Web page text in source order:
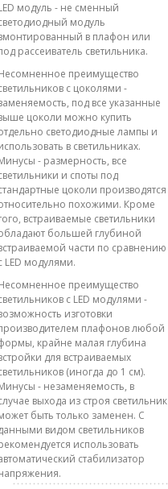
модуль - не сменный
модуль
в плафон или
рассеиватель светильника.
преимущество
с цоколями -
под все указанные
цоколи можно купить
светодиодные лампы и
в светильниках.
- размерность, все
и споты под
цоколи производятся
похожими. Кроме
встраиваемые светильники
большей глубиной
части по сравнению
LED модулями.
преимущество
с LED модулями -
изготовки
плафонов любой
крайне малая глубина
для встраиваемых
(иногда до 1 см).
- незаменяемость, в
выхода из строя светильник
быть только заменен. С
видом светильников
использовать
стабилизатор